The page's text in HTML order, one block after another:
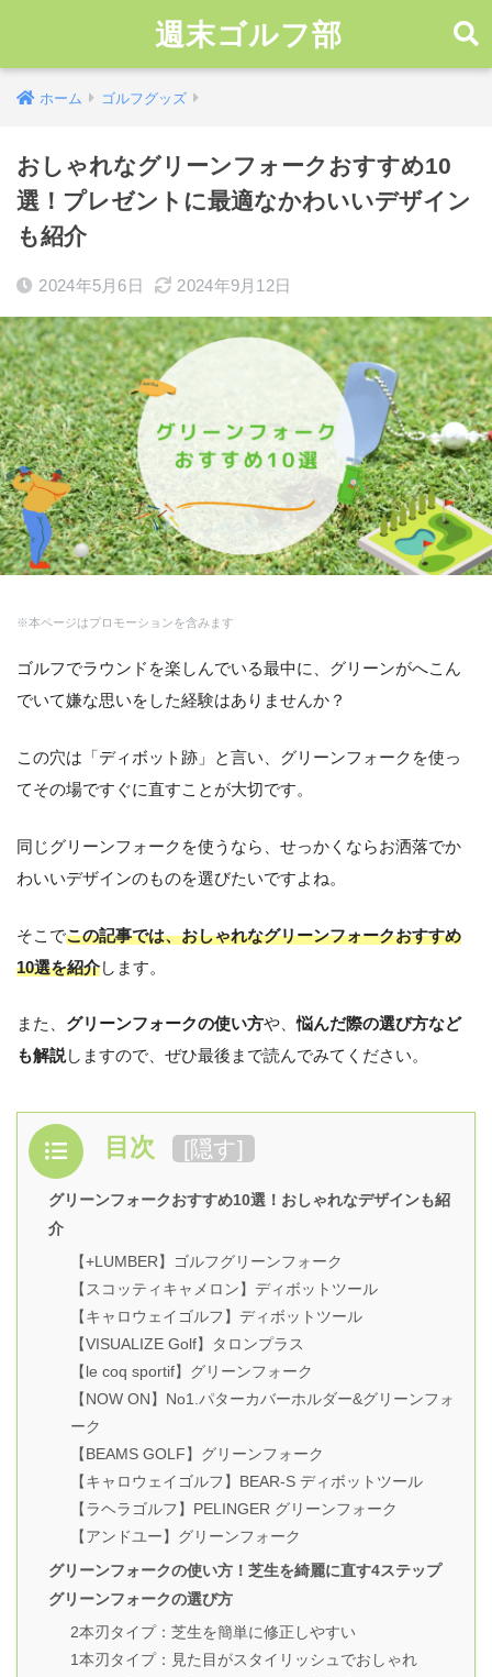
週末ゴルフ部
ホーム ゴルフグッズ
おしゃれなグリーンフォークおすすめ10
選！プレゼントに最適なかわいいデザイン
も紹介
2024年5月6日 2024年9月12日
※本ページはプロモーションを含みます
ゴルフでラウンドを楽しんでいる最中に、グリーンがへこん
でいて嫌な思いをした経験はありませんか？
この穴は「ディボット跡」と言い、グリーンフォークを使っ
てその場ですぐに直すことが大切です。
同じグリーンフォークを使うなら、せっかくならお洒落でか
わいいデザインのものを選びたいですよね。
そこでこの記事では、おしゃれなグリーンフォークおすすめ
10選を紹介します。
また、 グリーンフォークの使い方や、悩んだ際の選び方など
も解説しますので、ぜひ最後まで読んでみてください。
目次 [隠す]
グリーンフォークおすすめ10選！おしゃれなデザインも紹
介
【+LUMBER】ゴルフグリーンフォーク
【スコッティキャメロン】ディボットツール
【キャロウェイゴルフ】ディボットツール
【VISUALIZE Golf】タロンプラス
【le coq sportif】グリーンフォーク
【NOW ON】No1.パターカバーホルダー&グリーンフォ
ーク
【BEAMS GOLF】グリーンフォーク
【キャロウェイゴルフ】BEAR-S ディボットツール
【ラヘラゴルフ】PELINGER グリーンフォーク
【アンドユー】グリーンフォーク
グリーンフォークの使い方！芝生を綺麗に直す4ステップ
グリーンフォークの選び方
2本刃タイプ：芝生を簡単に修正しやすい
1本刃タイプ：見た目がスタイリッシュでおしゃれ